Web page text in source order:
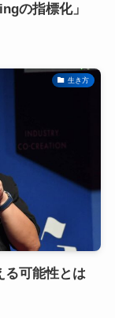
の指標化」
生き方
る可能性とは